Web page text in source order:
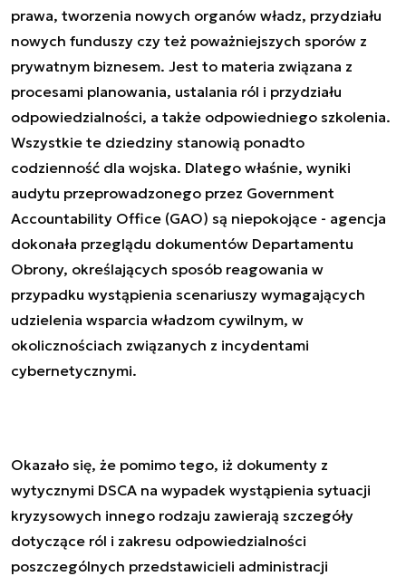
prawa, tworzenia nowych organów władz, przydziału
nowych funduszy czy też poważniejszych sporów z
prywatnym biznesem. Jest to materia związana z
procesami planowania, ustalania ról i przydziału
odpowiedzialności, a także odpowiedniego szkolenia.
Wszystkie te dziedziny stanowią ponadto
codzienność dla wojska. Dlatego właśnie, wyniki
audytu przeprowadzonego przez Government
Accountability Office (GAO) są niepokojące - agencja
dokonała przeglądu dokumentów Departamentu
Obrony, określających sposób reagowania w
przypadku wystąpienia scenariuszy wymagających
udzielenia wsparcia władzom cywilnym, w
okolicznościach związanych z incydentami
cybernetycznymi.
Okazało się, że pomimo tego, iż dokumenty z
wytycznymi DSCA na wypadek wystąpienia sytuacji
kryzysowych innego rodzaju zawierają szczegóły
dotyczące ról i zakresu odpowiedzialności
poszczególnych przedstawicieli administracji